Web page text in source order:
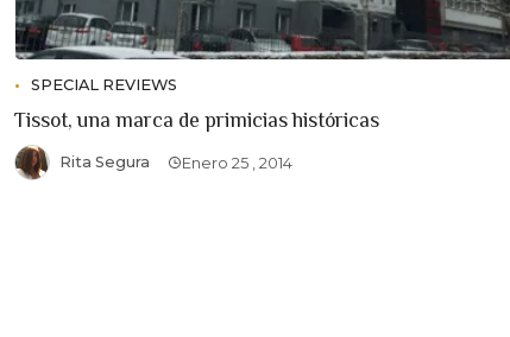
SPECIAL REVIEWS
Tissot, una marca de primicias históricas
Rita Segura Enero 25 , 2014